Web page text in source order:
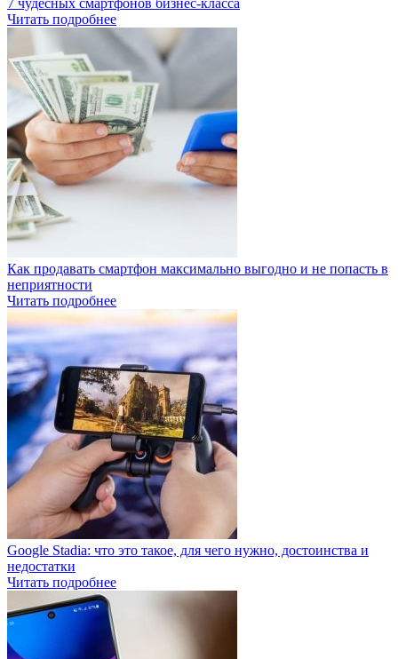
7 чудесных смартфонов бизнес-класса
Читать подробнее
Как продавать смартфон максимально выгодно и не попасть в
неприятности
Читать подробнее
Google Stadia: что это такое, для чего нужно, достоинства и
недостатки
Читать подробнее